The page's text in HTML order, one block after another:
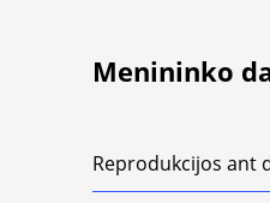
Menininko
Reprodukcijos ant